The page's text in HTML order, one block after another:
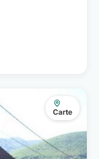
Carte